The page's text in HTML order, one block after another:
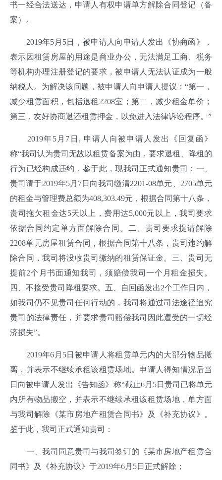
书一经合法送达，申请人有权申请单方解除合同登记（备
案）。
2019年5月5日，被申请人向申请人发出《协商函》，
表示因租赁房屋的用途是商业办公，无法满足工商、税务
等机构办理注册登记的要求，被申请人无法认证成为一般
纳税人。为解决该问题，被申请人向申请人提议：“第一，
减少租赁面积，包括退租2208室；第二，减少租金单价；
第三，友好协商退还租赁押金，以免进入法律诉讼程序。”
2019年5月7日, 申请人向被申请人发出《回复函》
称“我司认为贵司无故以租赁备案为由，要求退租、降租的
行为已经构成违约，鉴于此，现我司正式通知贵司：一、
贵司请于2019年5月7日向我司缴清2201-08单元、2705单元
的租金与管理费总额为408,303.49元，根据合同第十八条，
贵司拖欠租金达5天以上，费用达5,000元以上，我司要求
依据合同约定单方面解除合同。二、贵司要求提请解除
2208单元房屋租赁合同，根据合同第十八条，贵司违约解
除合同，我司将没收贵司缴纳的租赁保证金。三、贵司无
提前2个月书面通知我司，须赔偿我司一个月租金损失。
四、不接受贵司降租要求。五、自回函发出2个工作日内，
如我司仍不见贵司任何行动的，我司将通过司法途径追究
贵司的法律责任，并要求贵司赔偿我司因此遭受的一切经
济损失”。
2019年6月5日被申请人将租赁单元内的大部分物品搬
离，并表示不继续承租该租赁场地。申请人得知情况后当
日向被申请人发出《告知函》称“截止6月5日贵司已将单元
内所有物品搬空，并表示不继续承租该租赁场地，单方面
与我司解除《某市房地产租赁合同书》及《补充协议》。
鉴于此，我司正式通知贵司：
一、我司同意贵司与我司签订的《某市房地产租赁合
同书》及《补充协议》于2019年6月5日正式解除；